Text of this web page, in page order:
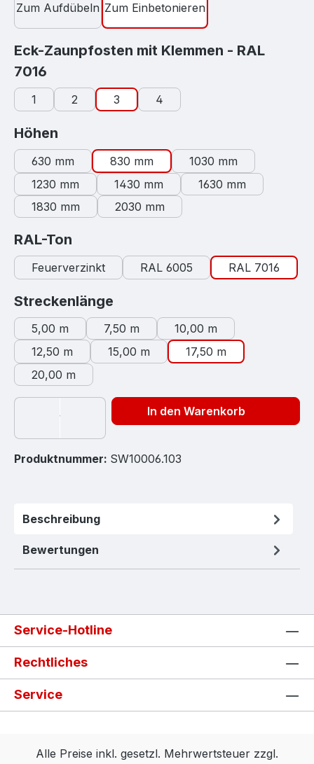
Zum Aufdübeln Zum Einbetonieren
Eck-Zaunpfosten mit Klemmen - RAL
7016
1 2 3 4
Höhen
630 mm 830 mm
1030 mm
1230 mm
1430 mm
1630 mm
1830 mm
2030 mm
RAL-Ton
Feuerverzinkt RAL 6005 RAL 7016
Streckenlänge
5,00 m 7,50 m
10,00 m
12,50 m
15,00 m
17,50 m
20,00 m
In den Warenkorb
Produktnummer: SW10006.103
Beschreibung
Bewertungen
Service-Hotline
Rechtliches
Service
Alle Preise inkl. gesetzl. Mehrwertsteuer zzgl.